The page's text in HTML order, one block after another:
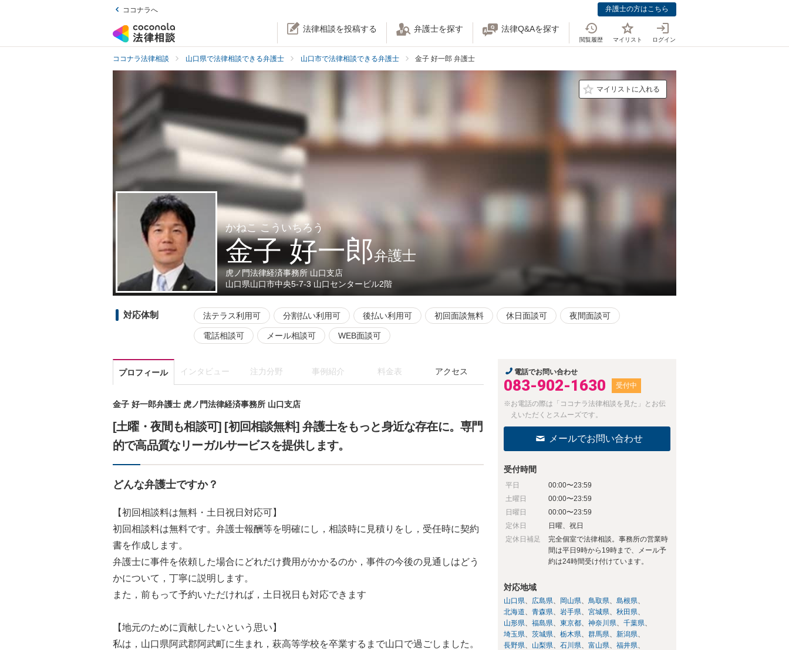
ココナラへ 弁護士の方はこちら
法律相談を投稿する 弁護士を探す 法律Q&Aを探す
閲覧履歴 マイリスト ログイン
ココナラ法律相談 山口県で法律相談できる弁護士 山口市で法律相談できる弁護士 金子 好一郎 弁護士
マイリストに入れる
かねこ こういちろう
金子 好一郎弁護士
虎ノ門法律経済事務所 山口支店
山口県山口市中央5-7-3 山口センタービル2階
対応体制 法テラス利用可 分割払い利用可 後払い利用可 初回面談無料 休日面談可 夜間面談可
電話相談可 メール相談可 WEB面談可
プロフィール インタビュー 注力分野 事例紹介 料金表 アクセス
金子 好一郎弁護士 虎ノ門法律経済事務所 山口支店
[土曜・夜間も相談可] [初回相談無料] 弁護士をもっと身近な存在に。専門
的で高品質なリーガルサービスを提供します。
どんな弁護士ですか？
【初回相談料は無料・土日祝日対応可】
初回相談料は無料です。弁護士報酬等を明確にし，相談時に見積りをし，受任時に契約
書を作成します。
弁護士に事件を依頼した場合にどれだけ費用がかかるのか，事件の今後の見通しはどう
かについて，丁寧に説明します。
また，前もって予約いただければ，土日祝日も対応できます
【地元のために貢献したいという思い】
私は，山口県阿武郡阿武町に生まれ，萩高等学校を卒業するまで山口で過ごしました。
電話でお問い合わせ
083-902-1630 受付中
※お電話の際は「ココナラ法律相談を見た」とお伝
えいただくとスムーズです。
メールでお問い合わせ
受付時間
平日
00:00〜23:59
土曜日
00:00〜23:59
日曜日
00:00〜23:59
定休日
日曜、祝日
定休日補足
完全個室で法律相談。事務所の営業時
間は平日9時から19時まで、メール予
約は24時間受け付けています。
対応地域
山口県 広島県 岡山県 鳥取県
島根県
北海道
青森県 岩手県 宮城県
秋田県
山形県
福島県 東京都 神奈川県
千葉県
埼玉県
茨城県 栃木県 群馬県
新潟県
長野県
山梨県 石川県 富山県
福井県